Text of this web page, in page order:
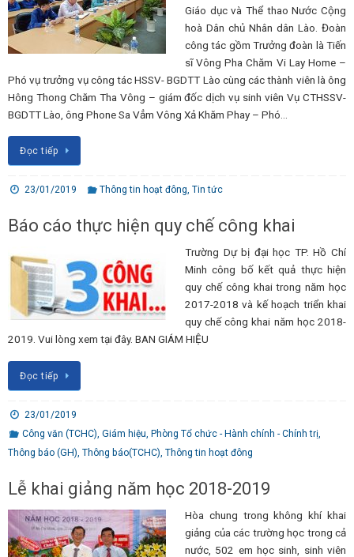
Giáo dục và Thể thao Nước Cộng
hoà Dân chủ Nhân dân Lào. Đoàn
công tác gồm Trưởng đoàn là Tiến
sĩ Vông Pha Chăm Vi Lay Home –
Phó vụ trưởng vụ công tác HSSV- BGDTT Lào cùng các thành viên là ông
Hông Thong Chăm Tha Vông – giám đốc dịch vụ sinh viên Vụ CTHSSV-
BGDTT Lào, ông Phone Sa Vẳm Vông Xả Khăm Phay – Phó…
Đọc tiếp
23/01/2019 Thông tin hoạt đông,Tin tức
Báo cáo thực hiện quy chế công khai
Trường Dự bị đại học TP. Hồ Chí
Minh công bố kết quả thực hiện
quy chế công khai trong năm học
2017-2018 và kế hoạch triển khai
quy chế công khai năm học 2018-
2019. Vui lòng xem tại đây. BAN GIÁM HIỆU
Đọc tiếp
23/01/2019
Công văn (TCHC) Giám hiệu Phòng Tổ chức - Hành chính - Chính trị
Thông báo (GH) Thông báo(TCHC) Thông tin hoạt đông
Lễ khai giảng năm học 2018-2019
Hòa chung trong không khí khai
giảng của các trường học trong cả
nước, 502 em học sinh, sinh viên